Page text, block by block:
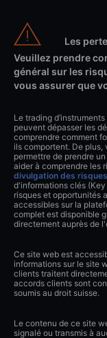
Les
Veuillez prendre
général sur les
vous assurer que
Le trading
peuvent dépasser les
comprendre comment
ils comportent. De
permettre de prendre
aider à comprendre les
divulgation des risques
d'informations clés
risques et opportunités
accessibles sur la
complet est disponible
directement auprès de
Ce site web est
informations sur le site
clients traitent
accords clients sont
soumis au droit suisse.
Le contenu de ce site
signalé ou transmis à